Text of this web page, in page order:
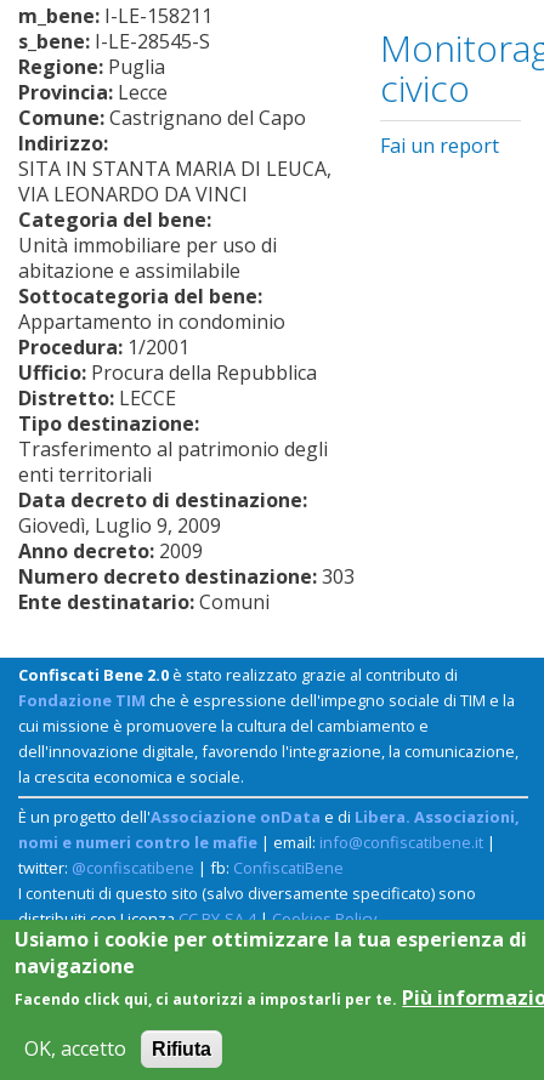
m_bene: I-LE-158211
s_bene: I-LE-28545-S
Regione: Puglia
Provincia: Lecce
Comune:Castrignano del Capo
Indirizzo:
SITA IN STANTA MARIA DI LEUCA,
VIA LEONARDO DA VINCI
Categoria del bene:
Unità immobiliare per uso di
abitazione e assimilabile
Sottocategoria del bene:
Appartamento in condominio
Procedura: 1/2001
Ufficio: Procura della Repubblica
Distretto: LECCE
Tipo destinazione:
Trasferimento al patrimonio degli
enti territoriali
Data decreto di destinazione:
Giovedì, Luglio 9, 2009
Anno decreto: 2009
Numero decreto destinazione:303
Ente destinatario:Comuni
civico
Fai un report
Confiscati Bene 2.0è stato realizzato grazie al contributo di
Fondazione TIM che è espressione dell'impegno sociale di TIM e la
cui missione è promuovere la cultura del cambiamento e
dell'innovazione digitale, favorendo l'integrazione, la comunicazione,
la crescita economica e sociale.
È un progetto dell'Associazione onData e di Libera. Associazioni,
nomi e numeri contro le mafie | email: info@confiscatibene.it |
twitter: @confiscatibene | fb: ConfiscatiBene
I contenuti di questo sito (salvo diversamente specificato) sono
distribuiti con LicenzaCC BY-SA 4|Cookies Policy
Usiamo i cookie per ottimizzare la tua esperienza di
navigazione
Facendo click qui, ci autorizzi a impostarli per te. Più
OK, accetto
Rifiuta